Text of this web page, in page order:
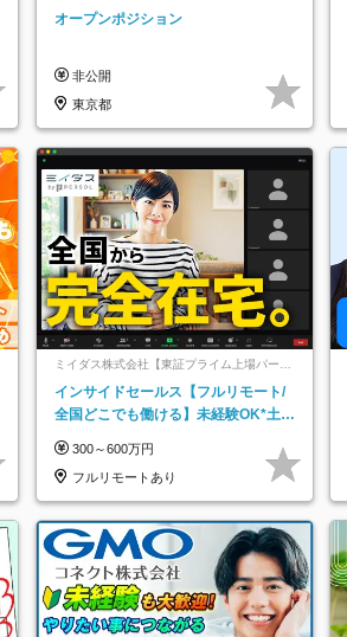
ッチ登録】
オープンポジション
非公開
東京都
ミイダス株式会社【東証プライム上場パーソ
インサイドセールス【フルリモート/
全国どこでも働ける】未経験OK*土日
300～600万円
フルリモートあり